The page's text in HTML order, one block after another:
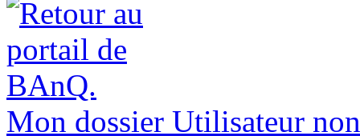
Mon dossier Utilisateur